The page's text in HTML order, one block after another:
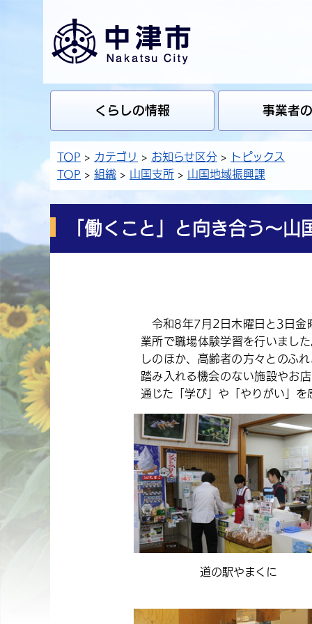
くらしの情報 事業者
TOP カテゴリ お知らせ区分
トピックス
TOP
組織 山国支所 山国地域振興課
「働くこと」と向き合う～
令和8年7月2日木曜日と3日金
業所で職場体験学習を行いまし
しのほか、高齢者の方々とのふ
踏み入れる機会のない施設やお
通じた「学び」や「やりがい」
道の駅やまくに